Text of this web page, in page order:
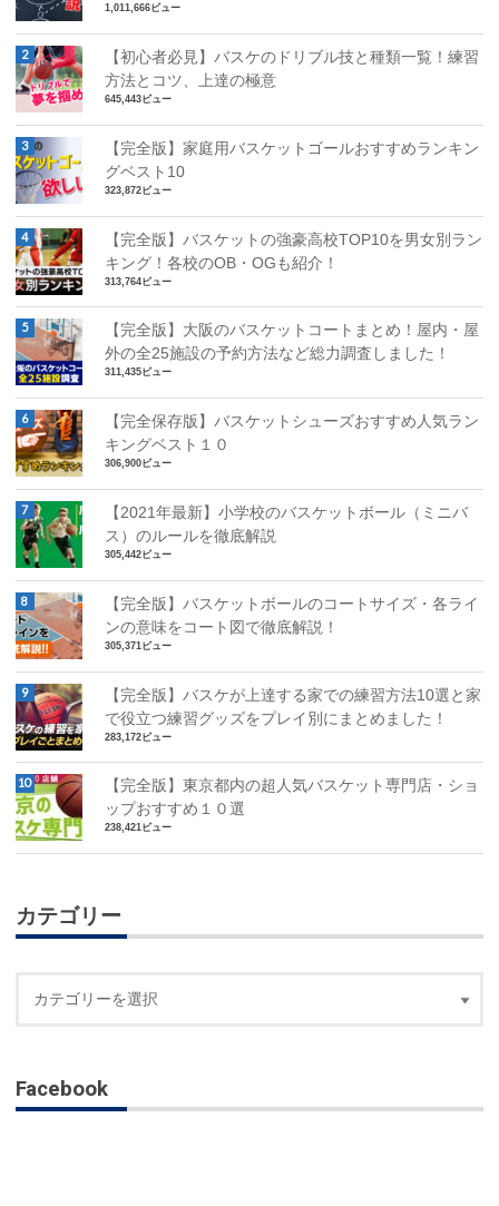
1,011,666ビュー
【初心者必見】バスケのドリブル技と種類一覧！練習
方法とコツ、上達の極意
645,443ビュー
【完全版】家庭用バスケットゴールおすすめランキン
グベスト10
323,872ビュー
【完全版】バスケットの強豪高校TOP10を男女別ラン
キング！各校のOB・OGも紹介！
313,764ビュー
【完全版】大阪のバスケットコートまとめ！屋内・屋
外の全25施設の予約方法など総力調査しました！
311,435ビュー
【完全保存版】バスケットシューズおすすめ人気ラン
キングベスト１０
306,900ビュー
【2021年最新】小学校のバスケットボール（ミニバ
ス）のルールを徹底解説
305,442ビュー
【完全版】バスケットボールのコートサイズ・各ライ
ンの意味をコート図で徹底解説！
305,371ビュー
【完全版】バスケが上達する家での練習方法10選と家
で役立つ練習グッズをプレイ別にまとめました！
283,172ビュー
【完全版】東京都内の超人気バスケット専門店・ショ
ップおすすめ１０選
238,421ビュー
カテゴリー
Facebook